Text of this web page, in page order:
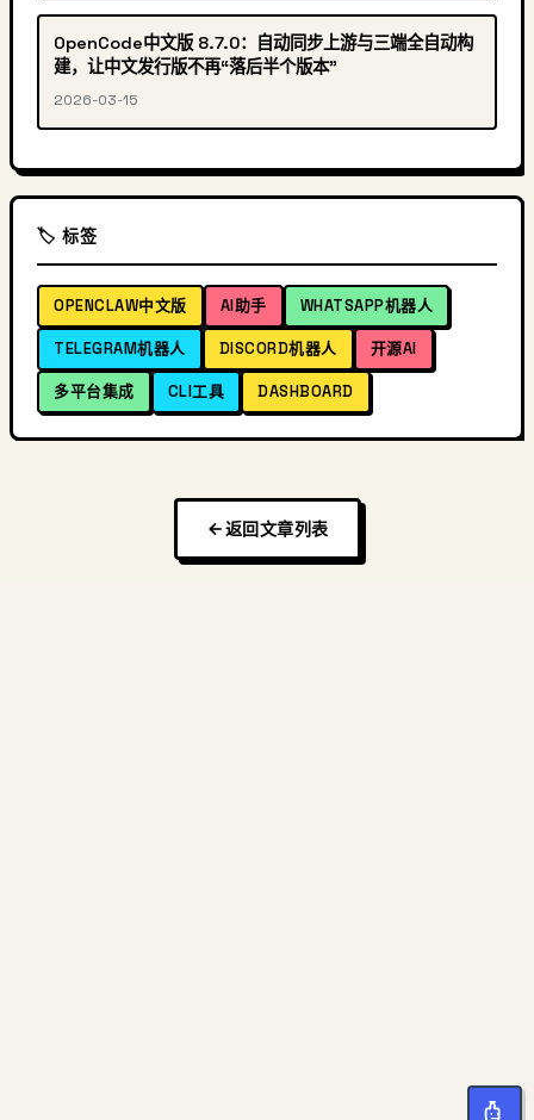
OpenCode中文版 8.7.0：自动同步上游与三端全自动构
建，让中文发行版不再“落后半个版本”
2026-03-15
🏷️ 标签
OPENCLAW中文版 AI助手 WHATSAPP机器人
TELEGRAM机器人 DISCORD机器人 开源AI
多平台集成 CLI工具 DASHBOARD
返回文章列表